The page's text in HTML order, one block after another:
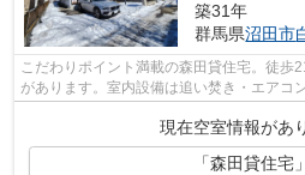
築31年
群馬県沼田市
こだわりポイント満載の森田貸住宅。徒歩
があります。室内設備は追い焚き・エアコ
現在空室情報があ
「森田貸住宅